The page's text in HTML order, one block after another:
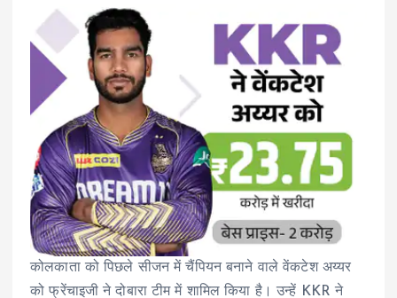
कोलकाता को पिछले सीजन में चैंपियन बनाने वाले वेंकटेश अय्यर
को फ्रेंचाइजी ने दोबारा टीम में शामिल किया है। उन्हें KKR ने